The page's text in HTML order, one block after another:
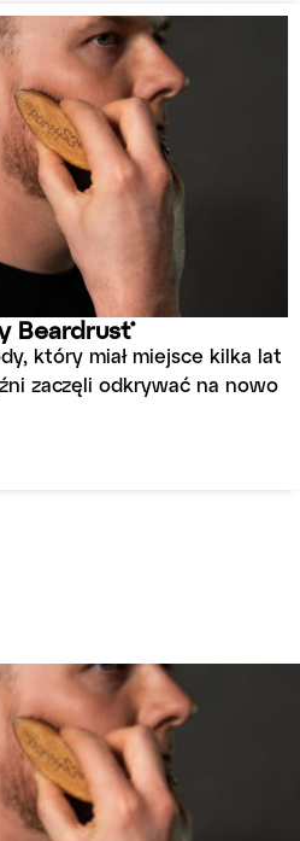
Beardrust®
który miał miejsce kilka lat
zaczęli odkrywać na nowo